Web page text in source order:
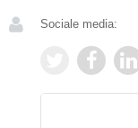
Sociale media: